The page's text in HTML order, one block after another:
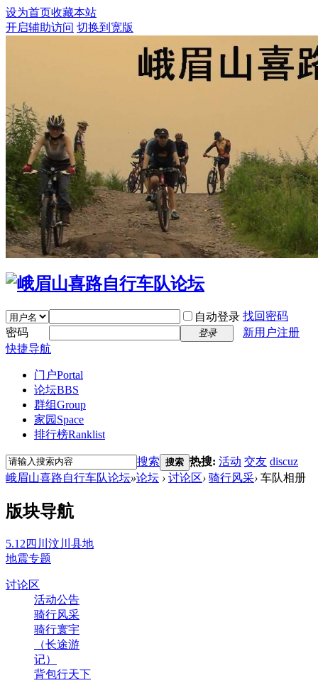
设为首页收藏本站
开启辅助访问 切换到宽版
自动登录 找回密码
密码
登录
新用户注册
快捷导航
门户Portal
论坛BBS
群组Group
家园 Space
排行榜Ranklist
搜索 搜索 热搜: 活动 交友 discuz
峨眉山喜路自行车队论坛»论坛 › 讨论区› 骑行风采› 车队相册
版块导航
5.12四川汶川县地
地震专题
讨论区
活动公告
骑行风采
骑行寰宇
（长途游
记）
背包行天下